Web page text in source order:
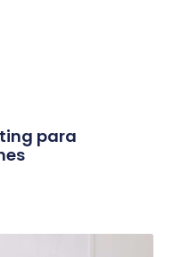
para